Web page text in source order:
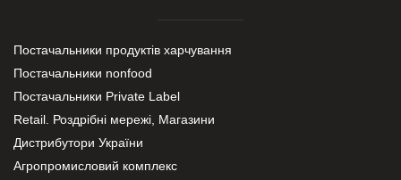
Постачальники продуктів харчування
Постачальники nonfood
Постачальники Private Label
Retail. Роздрібні мережі, Магазини
Дистрибутори України
Агропромисловий комплекс